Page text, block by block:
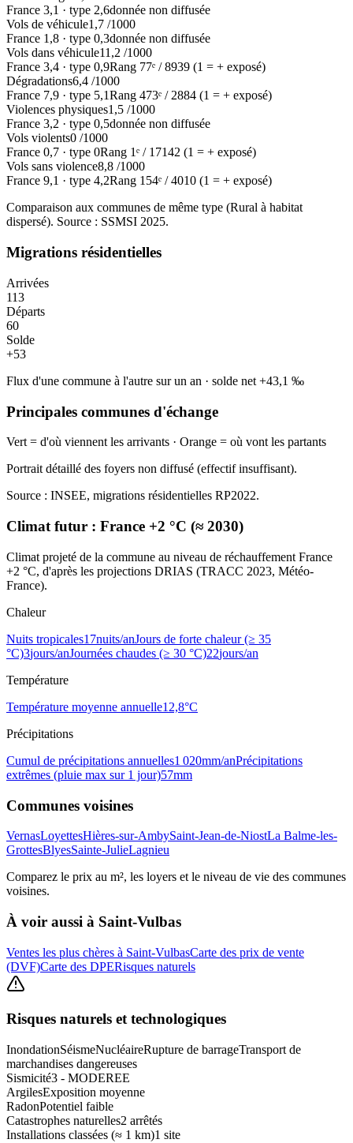
France 3,1 · type 2,6donnée non diffusée
Vols de véhicule1,7 /1000
France 1,8 · type 0,3donnée non diffusée
Vols dans véhicule11,2 /1000
France 3,4 · type 0,9Rang 77ᵉ /8939 (1 = + exposé)
Dégradations6,4 /1000
France 7,9 · type 5,1Rang 473ᵉ /2884 (1 = + exposé)
Violences physiques1,5 /1000
France 3,2 · type 0,5donnée non diffusée
Vols violents0 /1000
France 0,7 · type 0Rang 1ᵉ / 17142 (1 = + exposé)
Vols sans violence8,8 /1000
France 9,1 · type 4,2Rang 154ᵉ /4010 (1 = + exposé)
Comparaison aux communes de même type (Rural à habitat
dispersé). Source : SSMSI 2025.
Migrations résidentielles
Arrivées
113
Départs
60
Solde
+53
Flux d'une commune à l'autre sur un an · solde net +43,1 ‰
Principales communes d'échange
Vert = d'où viennent les arrivants · Orange = où vont les partants
Portrait détaillé des foyers non diffusé (effectif insuffisant).
Source : INSEE, migrations résidentielles RP2022.
Climat futur : France +2 °C (≈ 2030)
Climat projeté de la commune au niveau de réchauffement France
+2 °C, d'après les projections DRIAS (TRACC 2023, Météo-
France).
Chaleur
Nuits tropicales17nuits/anJours de forte chaleur (≥ 35
°C)3jours/anJournées chaudes (≥ 30 °C)22jours/an
Température
Température moyenne annuelle12,8°C
Précipitations
Cumul de précipitations annuelles1 020mm/anPrécipitations
extrêmes (pluie max sur 1 jour)57mm
Communes voisines
VernasLoyettesHières-sur-AmbySaint-Jean-de-NiostLa Balme-les-
GrottesBlyesSainte-JulieLagnieu
Comparez le prix au m², les loyers et le niveau de vie des communes
voisines.
À voir aussi à Saint-Vulbas
Ventes les plus chères à Saint-VulbasCarte des prix de vente
(DVF)Carte des DPERisques naturels
Risques naturels et technologiques
InondationSéismeNucléaireRupture de barrageTransport de
marchandises dangereuses
Sismicité3 - MODEREE
ArgilesExposition moyenne
RadonPotentiel faible
Catastrophes naturelles2 arrêtés
Installations classées (≈ 1 km)1 site